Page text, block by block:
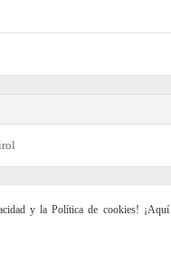
y la Política de cookies! ¡Aquí